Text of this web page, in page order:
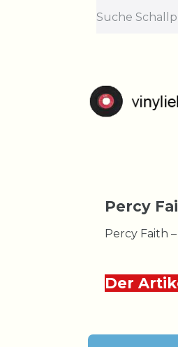
Percy
Percy Faith
Der